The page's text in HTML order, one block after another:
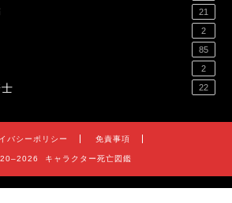
21
2
85
2
22
バシーポリシー 免責事項
キャラクター死亡図鑑